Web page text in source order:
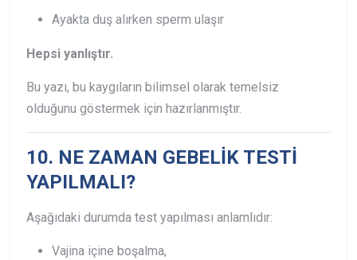
Ayakta duş alırken sperm ulaşır
Hepsi yanlıştır.
Bu yazı, bu kaygıların bilimsel olarak temelsiz
olduğunu göstermek için hazırlanmıştır.
10. NE ZAMAN GEBELİK TESTİ
YAPILMALI?
Aşağıdaki durumda test yapılması anlamlıdır:
Vajina içine boşalma,